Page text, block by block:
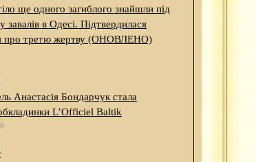
ще одного загиблого знайшли під
завалів в Одесі. Підтвердилася
про третю жертву (ОНОВЛЕНО)
Анастасія Бондарчук стала
L’Officiel Baltik